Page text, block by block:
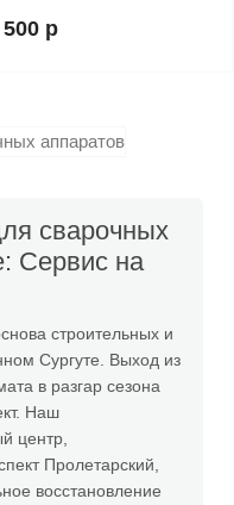
500 р
сварочных
Сервис на
строительных и
Сургуте. Выход из
в разгар сезона
Наш
центр,
Пролетарский,
восстановление